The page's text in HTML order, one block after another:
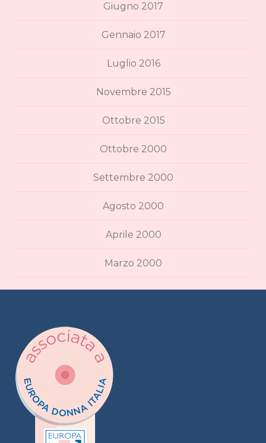
Giugno 2017
Gennaio 2017
Luglio 2016
Novembre 2015
Ottobre 2015
Ottobre 2000
Settembre 2000
Agosto 2000
Aprile 2000
Marzo 2000